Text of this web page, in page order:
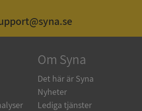
Om Syna
Det här är Syna
Nyheter
Lediga tjänster
Microsoft
Corporation
.syna.se